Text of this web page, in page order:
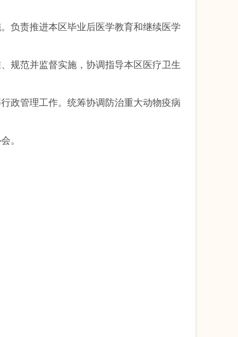
负责推进本区毕业后医学教育和继续医学
规范并监督实施，协调指导本区医疗卫生
政管理工作。统筹协调防治重大动物疫病
。